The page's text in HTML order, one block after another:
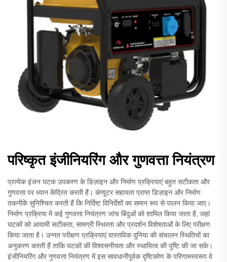
परिष्कृत इंजीनियरिंग और गुणवत्ता नियंत्रण
प्रत्येक इंजन घटक उपकरण के डिज़ाइन और निर्माण प्रक्रियाएं बहुत सटीकता और
गुणवत्ता पर ध्यान केंद्रित करती हैं। कंप्यूटर सहायता प्राप्त डिज़ाइन और निर्माण
तकनीकें सुनिश्चित करती हैं कि निर्दिष्ट विनिर्देशों का समान रूप से पालन किया जाए।
निर्माण प्रक्रिया में कई गुणवत्ता नियंत्रण जांच बिंदुओं को शामिल किया जाता है, जहां
घटकों को आयामी सटीकता, सामग्री स्थिरता और प्रदर्शन विशेषताओं के लिए परीक्षण
किया जाता है। उन्नत परीक्षण प्रक्रियाएं वास्तविक दुनिया की संचालन स्थितियों का
अनुकरण करती हैं ताकि घटकों की विश्वसनीयता और स्थायित्व की पुष्टि की जा सके।
इंजीनियरिंग और गुणवत्ता नियंत्रण में इस सावधानीपूर्वक दृष्टिकोण के परिणामस्वरूप वे